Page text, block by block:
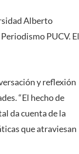
Alberto
PUCV. El
y reflexión
“El hecho de
da cuenta de la
que atraviesan